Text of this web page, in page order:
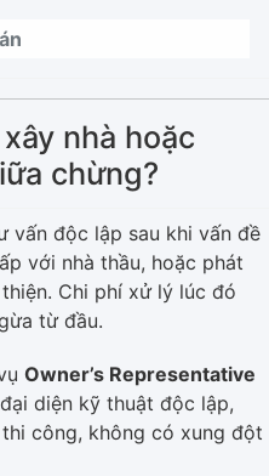
nhà hoặc
chừng?
vấn độc lập sau khi vấn đề
với nhà thầu, hoặc phát
Chi phí xử lý lúc đó
từ đầu.
Owner’s Representative
diện kỹ thuật độc lập,
công, không có xung đột